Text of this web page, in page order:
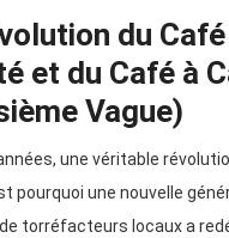
du
et du Café à
Vague)
une véritable
pourquoi une nouvelle
torréfacteurs locaux a